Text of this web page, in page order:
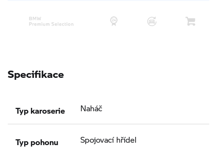
Specifikace
Typ karoserie Naháč
Typ pohonu Spojovací hřídel